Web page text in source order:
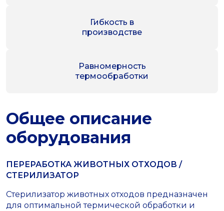
Гибкость в
производстве
Равномерность
термообработки
Общее описание
оборудования
ПЕРЕРАБОТКА ЖИВОТНЫХ ОТХОДОВ /
СТЕРИЛИЗАТОР
Стерилизатор животных отходов предназначен
для оптимальной термической обработки и